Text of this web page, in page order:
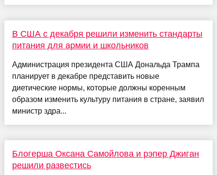
В США с декабря решили изменить стандарты
питания для армии и школьников
Администрация президента США Дональда Трампа
планирует в декабре представить новые
диетические нормы, которые должны коренным
образом изменить культуру питания в стране, заявил
министр здра...
Блогерша Оксана Самойлова и рэпер Джиган
решили развестись